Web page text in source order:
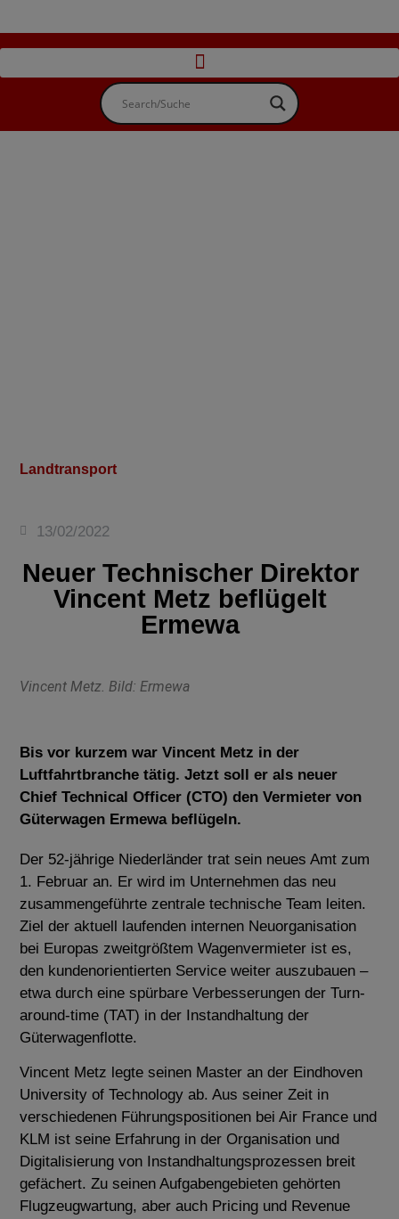
Landtransport
13/02/2022
Neuer Technischer Direktor
Vincent Metz beflügelt
Ermewa
Vincent Metz. Bild: Ermewa
Bis vor kurzem war Vincent Metz in der
Luftfahrtbranche tätig. Jetzt soll er als neuer
Chief Technical Officer (CTO) den Vermieter von
Güterwagen Ermewa beflügeln.
Der 52-jährige Niederländer trat sein neues Amt zum
1. Februar an. Er wird im Unternehmen das neu
zusammengeführte zentrale technische Team leiten.
Ziel der aktuell laufenden internen Neuorganisation
bei Europas zweitgrößtem Wagenvermieter ist es,
den kundenorientierten Service weiter auszubauen –
etwa durch eine spürbare Verbesserungen der Turn-
around-time (TAT) in der Instandhaltung der
Güterwagenflotte.
Vincent Metz legte seinen Master an der Eindhoven
University of Technology ab. Aus seiner Zeit in
verschiedenen Führungspositionen bei Air France und
KLM ist seine Erfahrung in der Organisation und
Digitalisierung von Instandhaltungsprozessen breit
gefächert. Zu seinen Aufgabengebieten gehörten
Flugzeugwartung, aber auch Pricing und Revenue